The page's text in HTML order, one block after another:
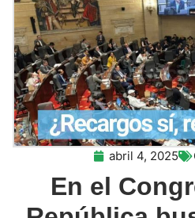
abril 4, 2025
En el